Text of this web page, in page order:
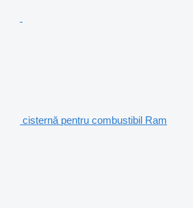
cisternă pentru combustibil Ram